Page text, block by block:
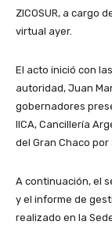
ZICOSUR, a cargo
virtual ayer.
El acto inició con
autoridad, Juan
gobernadores
IICA, Cancillería
del Gran Chaco
A continuación, el
y el informe de
realizado en la